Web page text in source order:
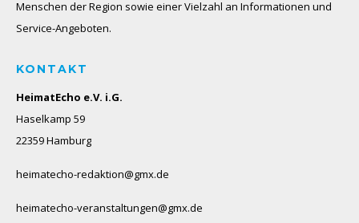
Menschen der Region sowie einer Vielzahl an Informationen und
Service-Angeboten.
KONTAKT
HeimatEcho e.V. i.G.
Haselkamp 59
22359 Hamburg
heimatecho-redaktion@gmx.de
heimatecho-veranstaltungen@gmx.de